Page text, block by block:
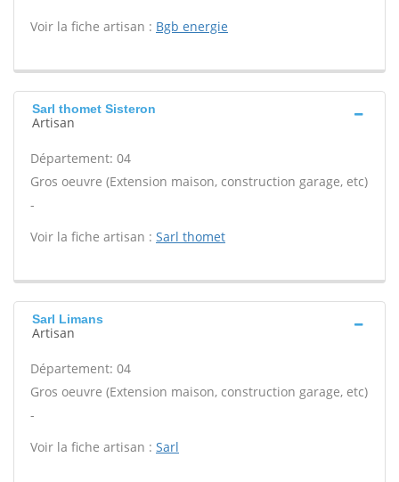
Voir la fiche artisan : Bgb energie
Sarl thomet Sisteron
Artisan
Département: 04
Gros oeuvre (Extension maison, construction garage, etc)
-
Voir la fiche artisan : Sarl thomet
Sarl Limans
Artisan
Département: 04
Gros oeuvre (Extension maison, construction garage, etc)
-
Voir la fiche artisan : Sarl